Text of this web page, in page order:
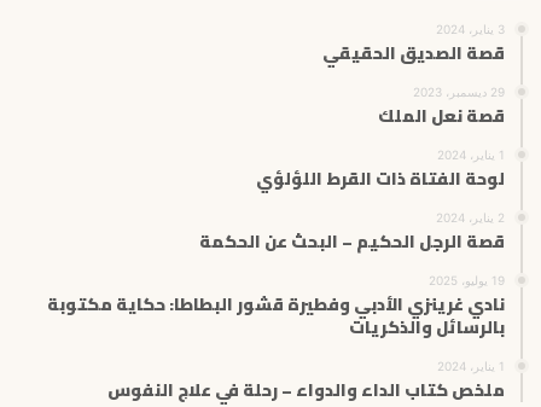
3 يناير، 2024
قصة الصديق الحقيقي
29 ديسمبر، 2023
قصة نعل الملك
1 يناير، 2024
لوحة الفتاة ذات القرط اللؤلؤي
2 يناير، 2024
قصة الرجل الحكيم – البحث عن الحكمة
19 يوليو، 2025
نادي غرينزي الأدبي وفطيرة قشور البطاطا: حكاية مكتوبة
بالرسائل والذكريات
1 يناير، 2024
ملخص كتاب الداء والدواء – رحلة في علاج النفوس